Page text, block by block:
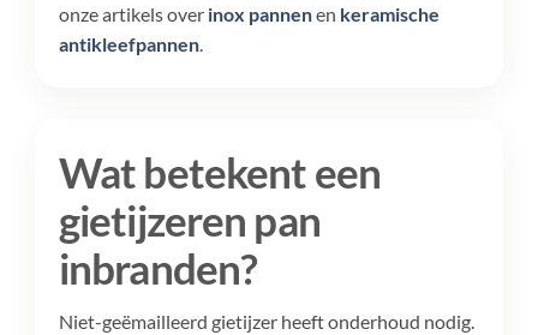
onze artikels over inox pannenen keramische
antikleefpannen.
Wat betekent een
gietijzeren pan
inbranden?
Niet-geëmailleerd gietijzer heeft onderhoud nodig.